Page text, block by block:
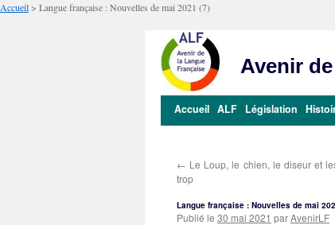
Accueil> Langue française : Nouvelles de mai 2021 (7)
Avenir
Aller
au
Accueil ALF Législation
← Le Loup, le chien, le diseur et
trop
Langue française : Nouvelles de mai
Publié le 30 mai 2021 parAvenirLF